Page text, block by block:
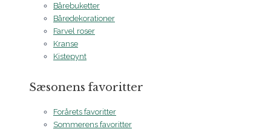
Bårebuketter
Båredekorationer
Farvel roser
Kranse
Kistepynt
Sæsonens favoritter
Forårets favoritter
Sommerens favoritter